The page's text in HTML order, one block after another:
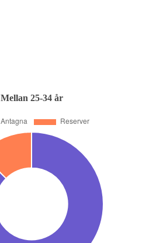
Mellan 25-34 år